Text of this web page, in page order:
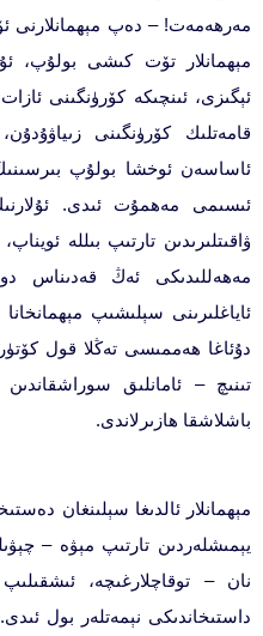
مەرھەمەت! – دەپ مېھمانلارنى
مېھمانلار تۆت كىشى بولۇپ،
ئېگىزى، ئىنچىكە كۆرۈنگىنى
قامەتلىك كۆرۈنگىنى
ئاساسەن ئوخشا بولۇپ
ئىسىمى مەھمۇت ئىدى.
ۋاقىتلىرىدىن تارتىپ بىللە
مەھەللىدىكى ئەڭ قەدىناس
ئاياغلىرىنى سېلىشىپ
دۇئاغا ھەممىسى تەڭلا قول
تىنىچ – ئامانلىق
باشلاشقا ھازىرلاندى.
مېھمانلار ئالدىغا سېلىنغان
يېمىشلەردىن تارتىپ مېۋە –
نان – توقاچلارغىچە،
داستىخاندىكى نېمەتلەر بول